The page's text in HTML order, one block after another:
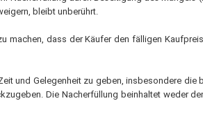
bleibt unberührt.
dass der Käufer den fälligen
und Gelegenheit zu geben, insbesondere
Die Nacherfüllung beinhaltet weder